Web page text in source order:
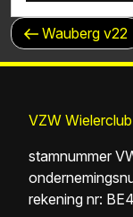
Vorig
bericht
Wauberg v22
VZW
stamnummer
rekening nr: